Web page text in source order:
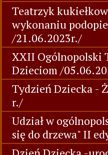
Teatrzyk
wykonaniu
/21.06.2023r./
XXII Ogólnopolski
Dzieciom /
Tydzień Dziecka -
r./
Udział w
się do drzewa" II